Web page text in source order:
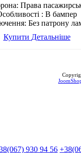
Права
: В бампер
Без патрону
Купити Детальніше
930 94 56